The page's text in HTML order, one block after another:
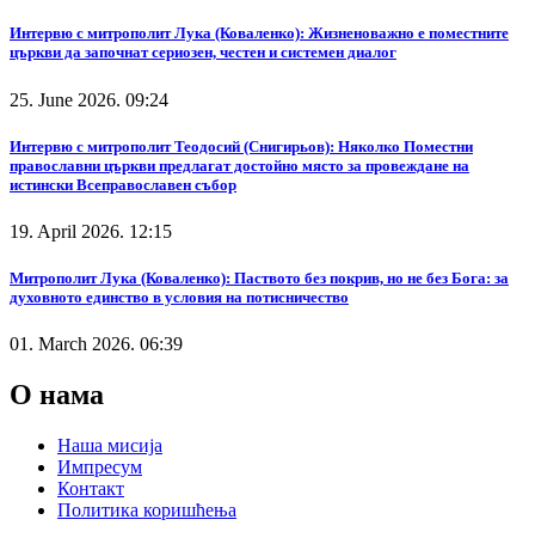
Интервю с митрополит Лука (Коваленко): Жизненоважно е поместните
църкви да започнат сериозен, честен и системен диалог
25. June 2026. 09:24
Интервю с митрополит Теодосий (Снигирьов): Няколко Поместни
православни църкви предлагат достойно място за провеждане на
истински Всеправославен събор
19. April 2026. 12:15
Митрополит Лука (Коваленко): Паството без покрив, но не без Бога: за
духовното единство в условия на потисничество
01. March 2026. 06:39
О нама
Наша мисија
Импресум
Контакт
Политика коришћења